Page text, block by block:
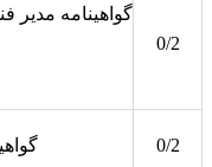
گواهینامه مدیر
0/2
0/2